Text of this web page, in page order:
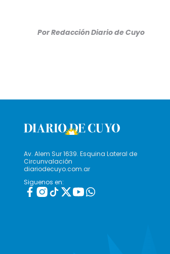
PorRedacción Diario de Cuyo
Av. Alem Sur 1639. Esquina Lateral de
Circunvalación
diariodecuyo.com.ar
Siguenos en: